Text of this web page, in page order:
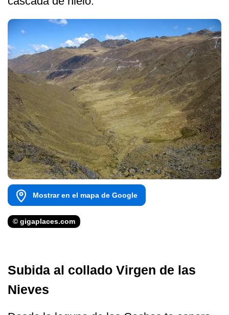
Mostrar en el mapa de Google
© gigaplaces.com
Subida al collado Virgen de las
Nieves